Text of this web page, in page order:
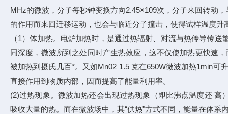
MHz的微波，分子每秒钟变换方向2.45×109次，分子来回转动
的作用而来回迁移运动，也会与临近分子撞击，使得试样温度
（1）体加热。电炉加热时，是通过热辐射、对流与热传导传
同深度，微波所到之处同时产生热效应，这不仅使加热更快速
被加热到摄氏几百*。又如Mn02 1.5 克在650W微波加热1min
直接作用到物质内部，因而提高了能量利用率。
(2)过热现象。微波加热还会出现过热现象（即比沸点温度还
吸收大量的热。而在微波场中，其“供热"方式不同，能量在体